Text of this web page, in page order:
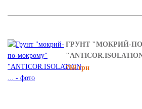
ГРУНТ "МОКРИЙ-
768 грн